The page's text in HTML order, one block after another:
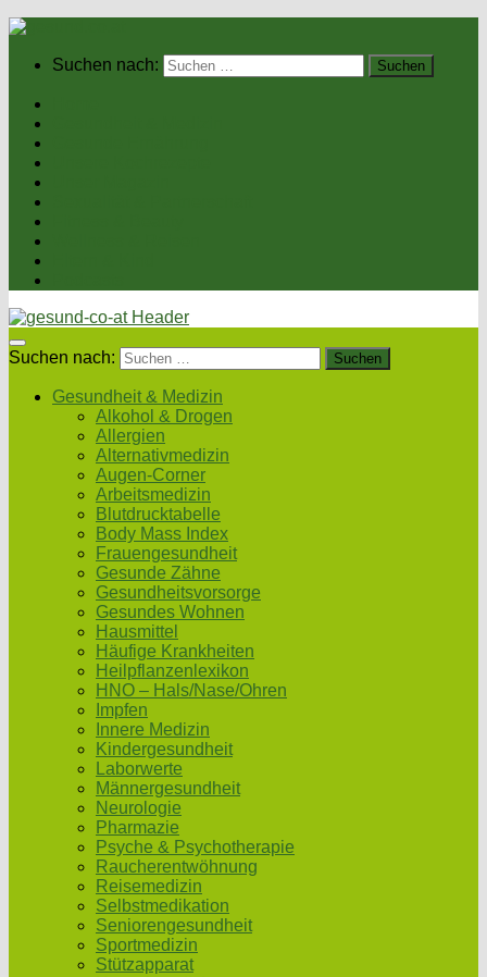
Suchen nach:
Suchen nach:
Gesundheit & Medizin
Alkohol & Drogen
Allergien
Alternativmedizin
Augen-Corner
Arbeitsmedizin
Blutdrucktabelle
Body Mass Index
Frauengesundheit
Gesunde Zähne
Gesundheitsvorsorge
Gesundes Wohnen
Hausmittel
Häufige Krankheiten
Heilpflanzenlexikon
HNO – Hals/Nase/Ohren
Impfen
Innere Medizin
Kindergesundheit
Laborwerte
Männergesundheit
Neurologie
Pharmazie
Psyche & Psychotherapie
Raucherentwöhnung
Reisemedizin
Selbstmedikation
Seniorengesundheit
Sportmedizin
Stützapparat